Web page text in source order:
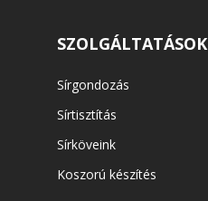
SZOLGÁLTATÁSOK
Sírgondozás
Sírtisztítás
Sírköveink
Koszorú készítés